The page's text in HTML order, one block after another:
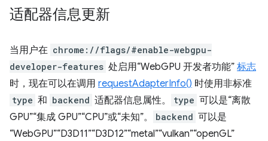
适配器信息更新
当用户在 chrome://flags/#enable-webgpu-
developer-features 处启用“WebGPU 开发者功能” 标志
时，现在可以在调用 requestAdapterInfo() 时使用非标准
type 和 backend 适配器信息属性。 type 可以是“离散
GPU”“集成 GPU”“CPU”或“未知”。
backend 可以是
“WebGPU”“D3D11”“D3D12”“metal”“vulkan”“openGL”